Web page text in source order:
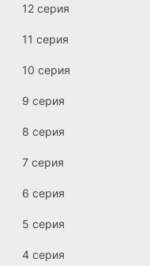
12 серия
11 серия
10 серия
9 серия
8 серия
7 серия
6 серия
5 серия
4 серия